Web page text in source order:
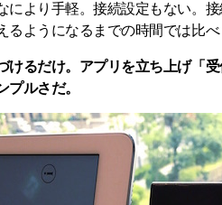
により手軽。接続設定もない。
るようになるまでの時間では比
けるだけ。アプリを立ち上げ「
ルさだ。